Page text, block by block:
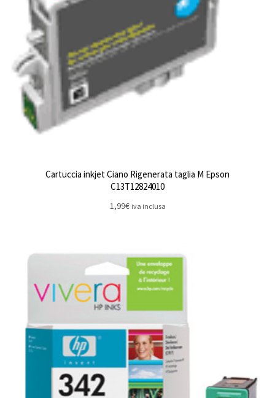
Cartuccia inkjet Ciano Rigenerata taglia M Epson
C13T12824010
1,99€ iva inclusa